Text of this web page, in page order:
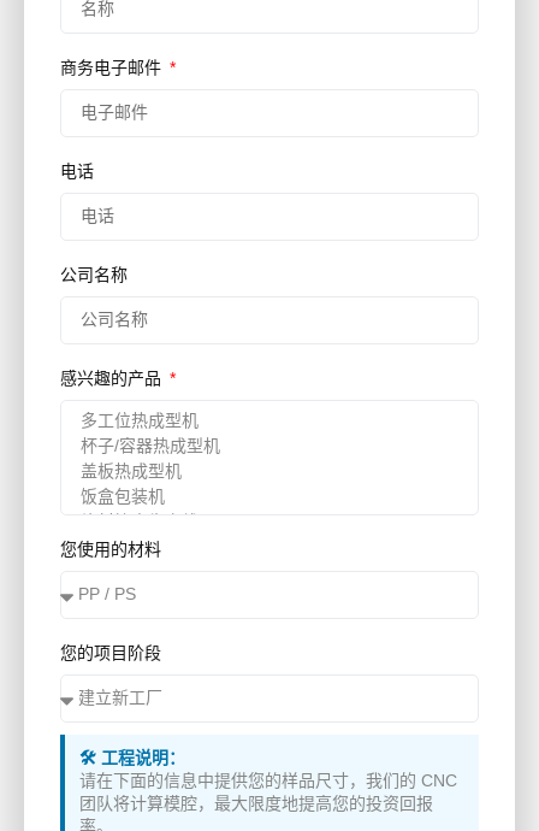
商务电子邮件
电话
公司名称
感兴趣的产品
您使用的材料
您的项目阶段
🛠️ 工程说明：
请在下面的信息中提供您的样品尺寸，我们的 CNC
团队将计算模腔，最大限度地提高您的投资回报
率。.